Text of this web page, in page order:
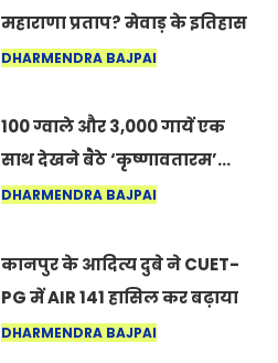
महाराणा प्रताप? मेवाड़ के इतिहास
का वह अनकहा अध्याय जो आज भी
DHARMENDRA BAJPAI
100 ग्वाले और 3,000 गायें एक
साथ देखने बैठे ‘कृष्णावतारम’…
नागपुर में दिखा ऐसा नज़ारा कि
कर सकते हैं”
DHARMENDRA BAJPAI
कानपुर के आदित्य दुबे ने CUET-
PG में AIR 141 हासिल कर बढ़ाया
शहर का मान
DHARMENDRA BAJPAI